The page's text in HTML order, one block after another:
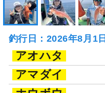
釣行日：2026年8月1
アオハタ
アマダイ